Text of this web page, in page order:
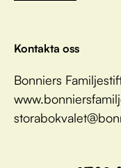
Kontakta oss
Bonniers